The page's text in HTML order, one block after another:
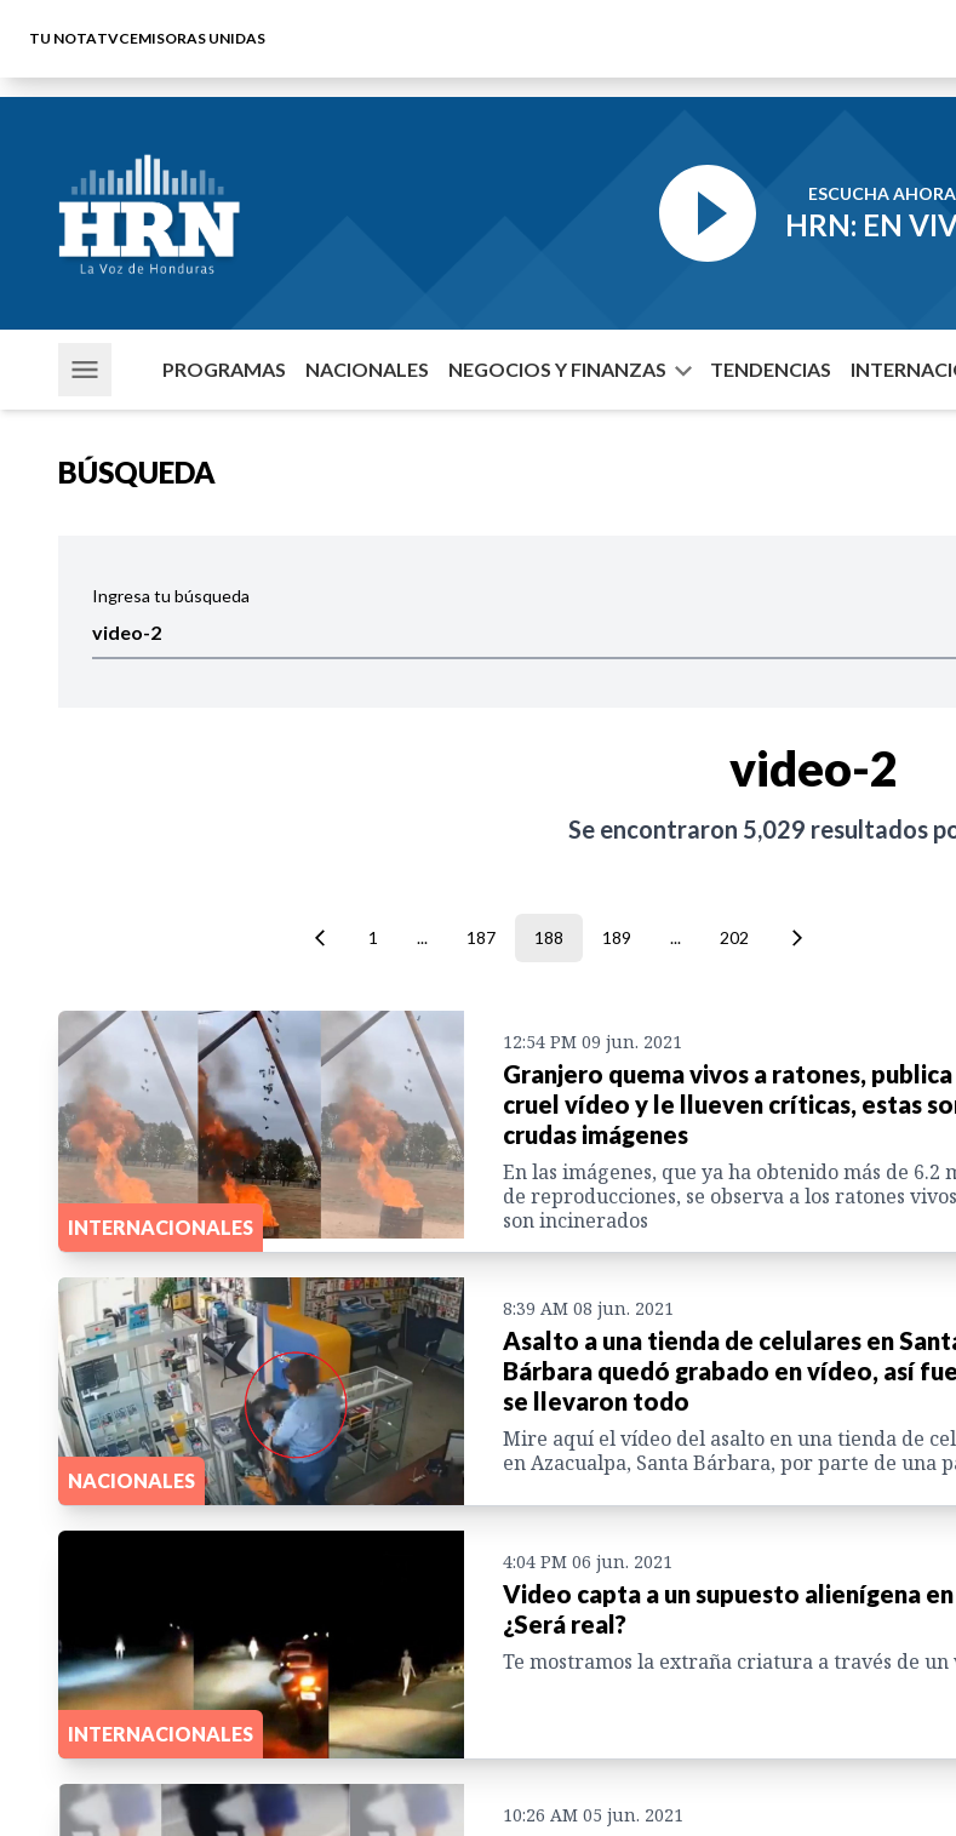
TU NOTATVCEMISORAS UNIDAS
ESCUCHA AHORA
HRN: EN
PROGRAMAS NACIONALES NEGOCIOS Y FINANZAS TENDENCIAS
BÚSQUEDA
Ingresa tu búsqueda
video-2
Se encontraron 5,029 resultados
1 ... 187 188 189 ... 202
INTERNACIONALES
12:54 PM 09 jun. 2021
Granjero quema vivos a ratones,
cruel vídeo y le llueven críticas, estas
crudas imágenes
En las imágenes, que ya ha obtenido más de 6.2
de reproducciones, se observa a los ratones
son incinerados
NACIONALES
8:39 AM 08 jun. 2021
Asalto a una tienda de celulares en
Bárbara quedó grabado en vídeo, así
se llevaron todo
Mire aquí el vídeo del asalto en una tienda de
en Azacualpa, Santa Bárbara, por parte de una
INTERNACIONALES
4:04 PM 06 jun. 2021
Video capta a un supuesto alienígena
¿Será real?
Te mostramos la extraña criatura a través de un
10:26 AM 05 jun. 2021